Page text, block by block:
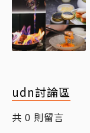
udn討論區
共 0 則留言